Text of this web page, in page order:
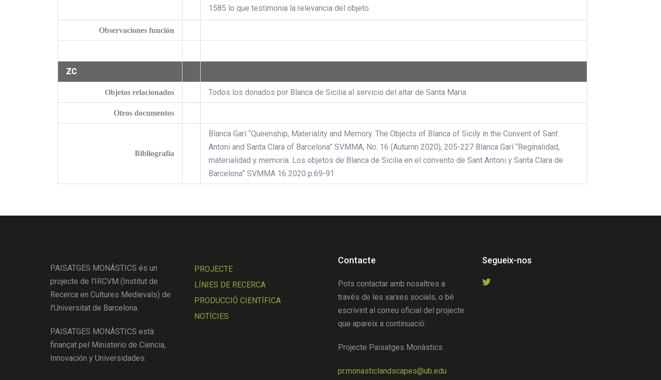
1585 lo que testimonia la relevancia del objeto.
Observaciones función
ZC
Objetos relacionados Todos los donados por Blanca de Sicilia al servicio del altar de Santa Maria
Otros documentos
Bibliografía
Blanca Garí “Queenship, Materiality and Memory. The Objects of Blanca of Sicily in the Convent of Sant
Antoni and Santa Clara of Barcelona” SVMMA, No. 16 (Autumn 2020), 205-227 Blanca Garí “Reginalidad,
materialidad y memoria. Los objetos de Blanca de Sicilia en el convento de Sant Antoni y Santa Clara de
Barcelona” SVMMA 16 2020 p.69-91
PAISATGES MONÀSTICS és un
projecte de l'IRCVM (Institut de
Recerca en Cultures Medievals) de
l'Universitat de Barcelona.
PAISATGES MONÀSTICS està
finançat pel Ministerio de Ciencia,
Innovación y Universidades.
PROJECTE
LÍNIES DE RECERCA
PRODUCCIÓ CIENTÍFICA
NOTÍCIES
Contacte
Pots contactar amb nosaltres a
través de les xarxes socials, o bé
escrivint al correu oficial del projecte
que apareix a continuació:
Projecte Paisatges Monàstics
pr.monasticlandscapes@ub.edu
Segueix-nos